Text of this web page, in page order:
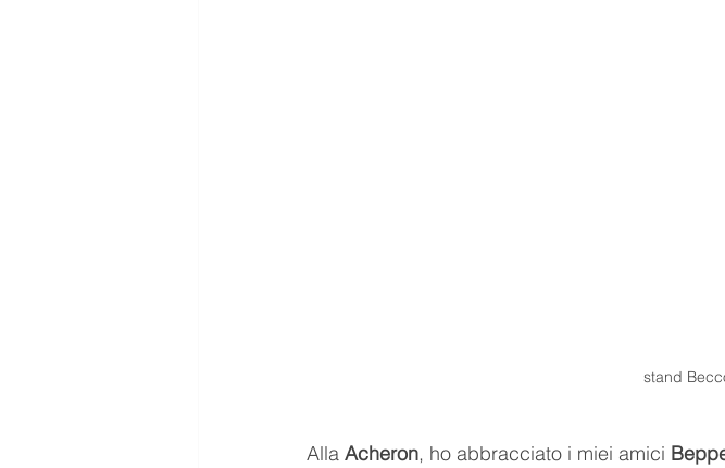
stand
Alla Acheron, ho abbracciato i miei amici